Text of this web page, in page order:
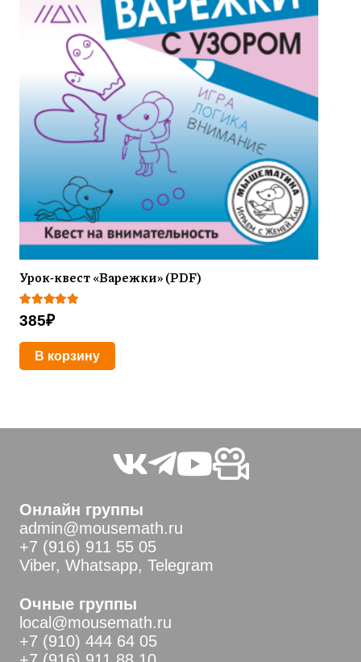
Урок-квест «Варежки» (PDF)
Оценка
385₽
В корзину
Онлайн группы
admin@mousemath.ru
+7 (916) 911 55 05
Viber, Whatsapp, Telegram
Очные группы
local@mousemath.ru
+7 (910) 444 64 05